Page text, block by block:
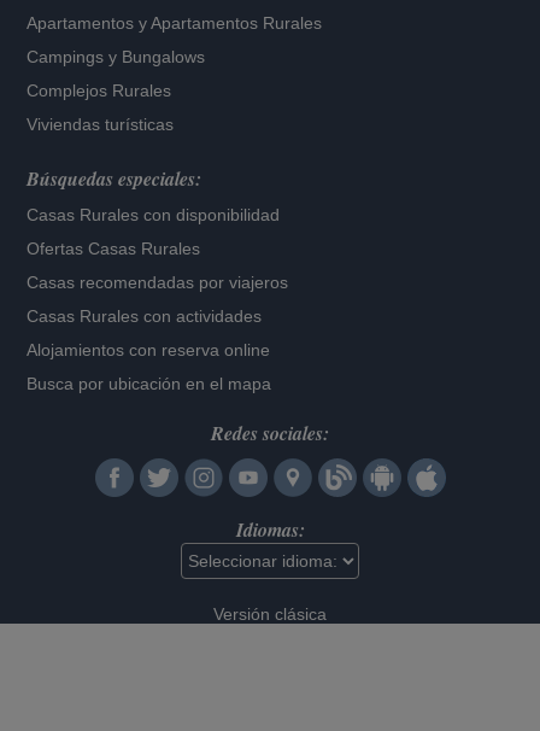
Apartamentos yApartamentos Rurales
Campings y Bungalows
Complejos Rurales
Viviendas turísticas
Búsquedas especiales:
Casas Rurales con disponibilidad
Ofertas Casas Rurales
Casas recomendadas por viajeros
Casas Rurales con actividades
Alojamientos con reserva online
Busca por ubicación en el mapa
Redes sociales:
Idiomas:
Versión clásica